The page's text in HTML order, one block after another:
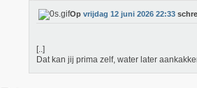
Op vrijdag 12 juni 2026 22:33
[..]
Dat kan jij prima zelf, water later